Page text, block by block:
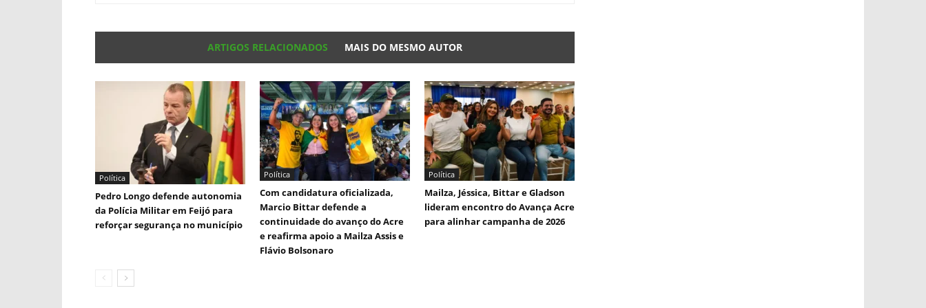
ARTIGOS RELACIONADOS MAIS DO MESMO AUTOR
Política
Pedro Longo defende autonomia
da Polícia Militar em Feijó para
reforçar segurança no município
Política
Com candidatura oficializada,
Marcio Bittar defende a
continuidade do avanço do Acre
e reafirma apoio a Mailza Assis e
Flávio Bolsonaro
Política
Mailza, Jéssica, Bittar e Gladson
lideram encontro do Avança Acre
para alinhar campanha de 2026